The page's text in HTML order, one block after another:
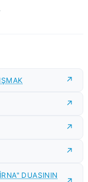
DUASININ